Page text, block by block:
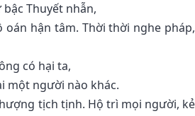
Thuyết nhẫn,
oán hận tâm. Thời thời nghe pháp,
có hại ta,
một người nào khác.
tịch tịnh. Hộ trì mọi người, kẻ